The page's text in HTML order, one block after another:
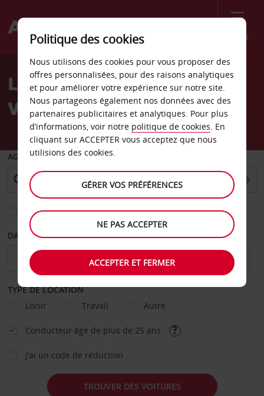
Menu
Welcome
AvisLocation de voiture Bad
Vilbel
AGENCE DE DÉPART
Sélectionnez une autre agence de retour
DATE DE DÉPART DATE DE RETOUR
TYPE DE LOCATION
Loisir
Travail Autre
Conducteur âgé de plus de 25 ans
J’ai un code de réduction
TROUVER DES VOITURES
Politique des cookies
Nous utilisons des cookies pour vous proposer des
offres personnalisées, pour des raisons analytiques
et pour améliorer votre expérience sur notre site.
Nous partageons également nos données avec des
partenaires publicitaires et analytiques. Pour plus
d’informations, voir notre politique de cookies. En
cliquant sur ACCEPTER vous acceptez que nous
utilisions des cookies.
GÉRER VOS PRÉFÉRENCES
NE PAS ACCEPTER
ACCEPTER ET FERMER